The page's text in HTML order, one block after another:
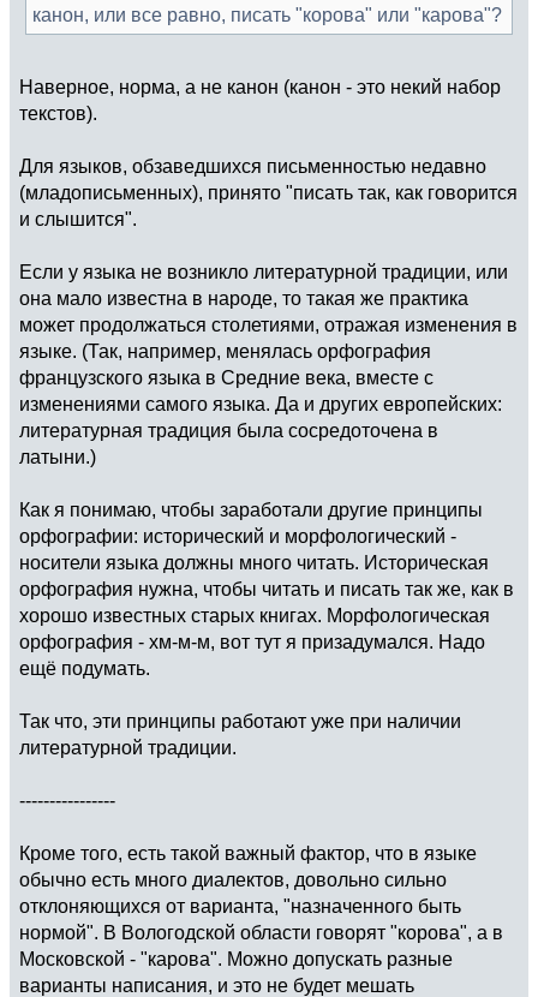
канон, или все равно, писать "корова" или "карова"?
Наверное, норма, а не канон (канон - это некий набор
текстов).
Для языков, обзаведшихся письменностью недавно
(младописьменных), принято "писать так, как говорится
и слышится".
Если у языка не возникло литературной традиции, или
она мало известна в народе, то такая же практика
может продолжаться столетиями, отражая изменения в
языке. (Так, например, менялась орфография
французского языка в Средние века, вместе с
изменениями самого языка. Да и других европейских:
литературная традиция была сосредоточена в
латыни.)
Как я понимаю, чтобы заработали другие принципы
орфографии: исторический и морфологический -
носители языка должны много читать. Историческая
орфография нужна, чтобы читать и писать так же, как в
хорошо известных старых книгах. Морфологическая
орфография - хм-м-м, вот тут я призадумался. Надо
ещё подумать.
Так что, эти принципы работают уже при наличии
литературной традиции.
----------------
Кроме того, есть такой важный фактор, что в языке
обычно есть много диалектов, довольно сильно
отклоняющихся от варианта, "назначенного быть
нормой". В Вологодской области говорят "корова", а в
Московской - "карова". Можно допускать разные
варианты написания, и это не будет мешать